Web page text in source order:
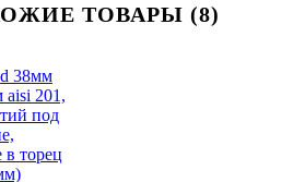
ТОВАРЫ (8)